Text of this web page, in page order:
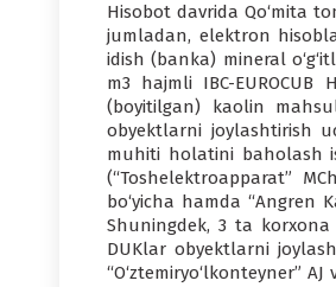
Hisobot davrida Qo‘mita
jumladan, elektron
idish (banka) mineral
m3 hajmli IBC-
(boyitilgan) kaolin
obyektlarni joylashtirish
muhiti holatini baholash
(“Toshelektroapparat”
bo‘yicha hamda “Angren
Shuningdek, 3 ta korxona
DUKlar obyektlar­ni
“O‘ztemiryo‘lkonteyner”